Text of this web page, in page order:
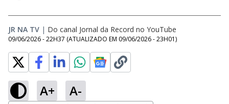
JR NA TV | Do canal Jornal da Record no YouTube
09/06/2026 - 22H37 (ATUALIZADO EM 09/06/2026 - 23H01)
A+ A-